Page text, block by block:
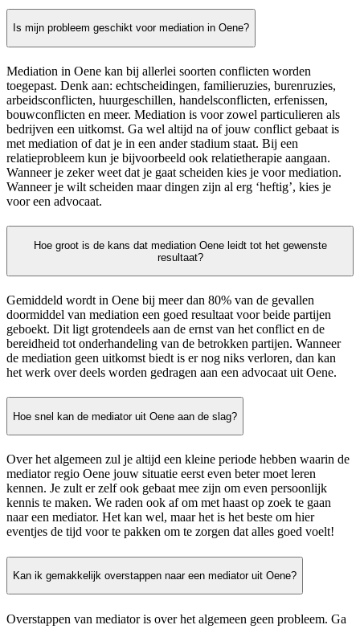
Is mijn probleem geschikt voor mediation in Oene?
Mediation in Oene kan bij allerlei soorten conflicten worden
toegepast. Denk aan: echtscheidingen, familieruzies, burenruzies,
arbeidsconflicten, huurgeschillen, handelsconflicten, erfenissen,
bouwconflicten en meer. Mediation is voor zowel particulieren als
bedrijven een uitkomst. Ga wel altijd na of jouw conflict gebaat is
met mediation of dat je in een ander stadium staat. Bij een
relatieprobleem kun je bijvoorbeeld ook relatietherapie aangaan.
Wanneer je zeker weet dat je gaat scheiden kies je voor mediation.
Wanneer je wilt scheiden maar dingen zijn al erg ‘heftig’, kies je
voor een advocaat.
Hoe groot is de kans dat mediation Oene leidt tot het gewenste
resultaat?
Gemiddeld wordt in Oene bij meer dan 80% van de gevallen
doormiddel van mediation een goed resultaat voor beide partijen
geboekt. Dit ligt grotendeels aan de ernst van het conflict en de
bereidheid tot onderhandeling van de betrokken partijen. Wanneer
de mediation geen uitkomst biedt is er nog niks verloren, dan kan
het werk over deels worden gedragen aan een advocaat uit Oene.
Hoe snel kan de mediator uit Oene aan de slag?
Over het algemeen zul je altijd een kleine periode hebben waarin de
mediator regio Oene jouw situatie eerst even beter moet leren
kennen. Je zult er zelf ook gebaat mee zijn om even persoonlijk
kennis te maken. We raden ook af om met haast op zoek te gaan
naar een mediator. Het kan wel, maar het is het beste om hier
eventjes de tijd voor te pakken om te zorgen dat alles goed voelt!
Kan ik gemakkelijk overstappen naar een mediator uit Oene?
Overstappen van mediator is over het algemeen geen probleem. Ga